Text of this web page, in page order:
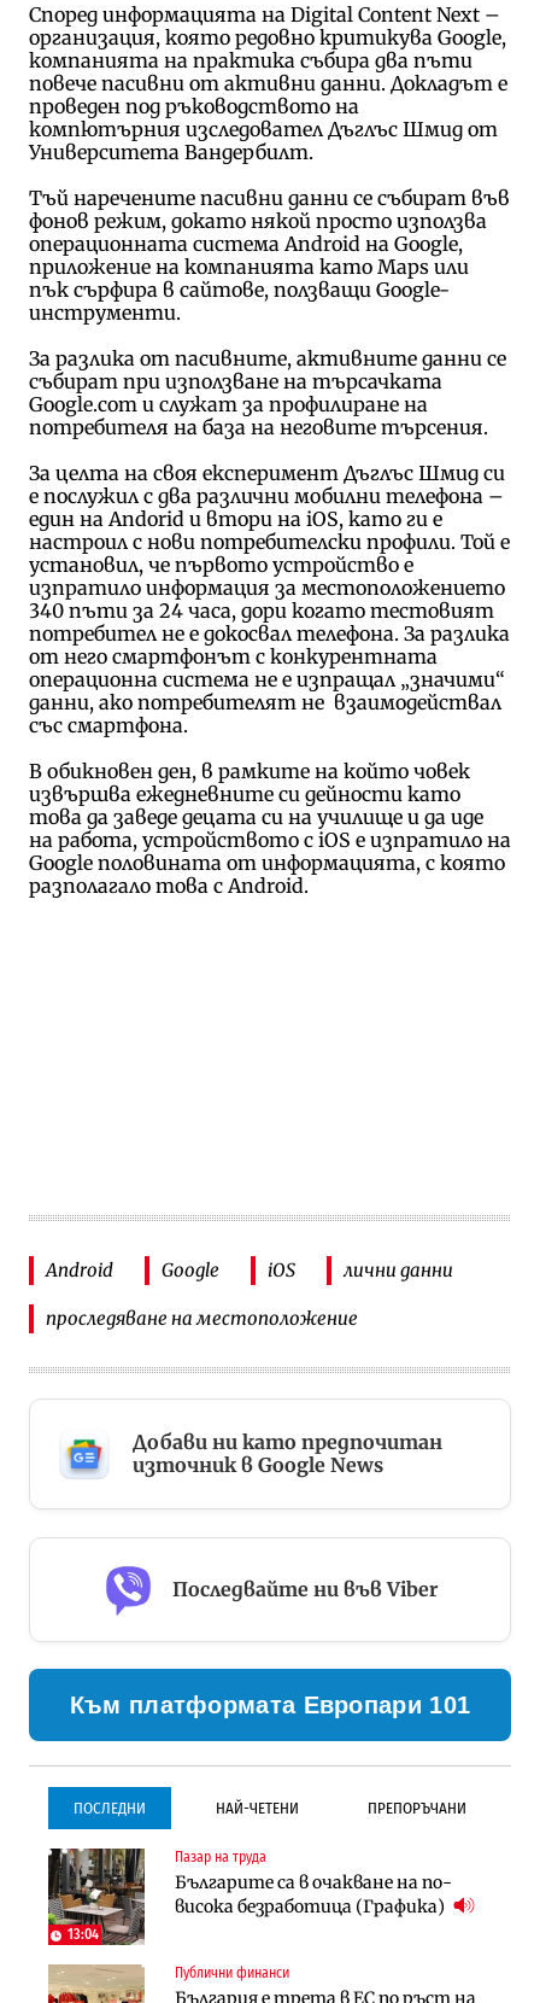
Според информацията на Digital Content Next –
организация, която редовно критикува Google,
компанията на практика събира два пъти
повече пасивни от активни данни. Докладът е
проведен под ръководството на
компютърния изследовател Дъглъс Шмид от
Университета Вандербилт.
Тъй наречените пасивни данни се събират във
фонов режим, докато някой просто използва
операционната система Android на Google,
приложение на компанията като Maps или
пък сърфира в сайтове, ползващи Google-
инструменти.
За разлика от пасивните, активните данни се
събират при използване на търсачката
Google.com и служат за профилиране на
потребителя на база на неговите търсения.
За целта на своя експеримент Дъглъс Шмид си
е послужил с два различни мобилни телефона –
един на Andorid и втори на iOS, като ги е
настроил с нови потребителски профили. Той е
установил, че първото устройство е
изпратило информация за местоположението
340 пъти за 24 часа, дори когато тестовият
потребител не е докосвал телефона. За разлика
от него смартфонът с конкурентната
операционна система не е изпращал „значими“
данни, ако потребителят не взаимодействал
със смартфона.
В обикновен ден, в рамките на който човек
извършва ежедневните си дейности като
това да заведе децата си на училище и да иде
на работа, устройството с iOS е изпратило на
Google половината от информацията, с която
разполагало това с Android.
Android Google iOS лични данни
проследяване на местоположение
Добави ни като предпочитан
източник в Google News
Последвайте ни във Viber
Към платформата Европари 101
ПОСЛЕДНИ НАЙ-ЧЕТЕНИ ПРЕПОРЪЧАНИ
13:04
Пазар на труда
Българите са в очакване на по-
висока безработица (Графика)
Публични финанси
България е трета в ЕС по ръст на
Градоустройство
Столична община избра
изпълнител за преместването на
Инфраструктура
Инфраструктура
Проектирането на тунела под
Петрохан ще върви паралелно с
Компании
„Хювефарма“ подписа договор за